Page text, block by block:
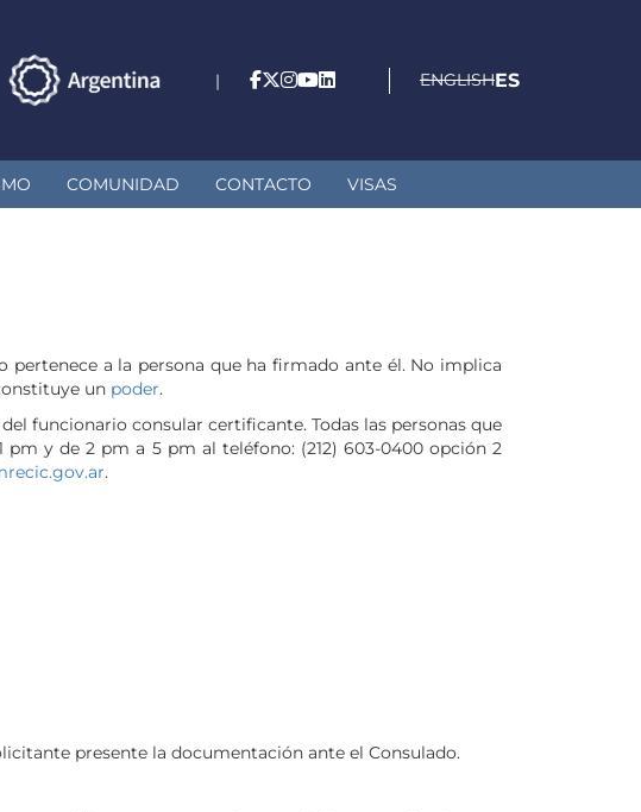
| ENGLISHES
COMUNIDAD CONTACTO VISAS
a la persona que ha firmado ante él. No implica
un poder.
funcionario consular certificante. Todas las personas que
y de 2 pm a 5 pm al teléfono: (212) 603-0400 opción 2
.
presente la documentación ante el Consulado.